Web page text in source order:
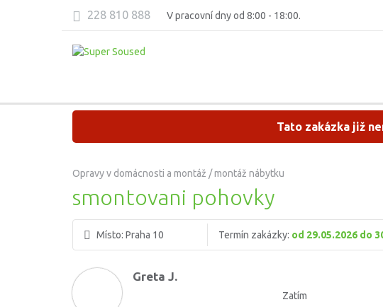
228 810 888 V pracovní dny od 8:00 - 18:00.
Tato zakázka již
Opravy v domácnosti a montáž / montáž nábytku
smontovani pohovky
Místo: Praha 10 Termín zakázky: od 29.05.2026 do
Greta J.
Zatím